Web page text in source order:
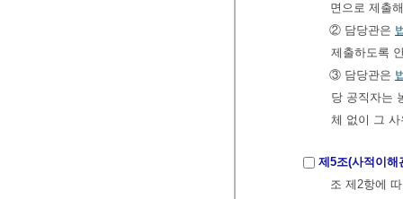
면으로 제출
② 담당관은
제출하도록
③ 담당관은
당 공직자는
체 없이 그 사
제5조(사적이
조 제2항에